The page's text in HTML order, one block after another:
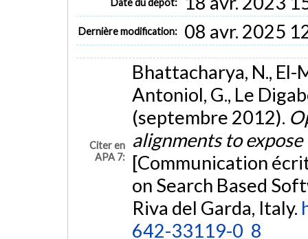
Dernière modification: 08 avr. 2025
Citer en
APA 7:
Bhattacharya, N., El-
Antoniol, G., Le
(septembre 2012).
alignments to
[Communication
on Search Based
Riva del Garda, Italy.
642-33119-0_8